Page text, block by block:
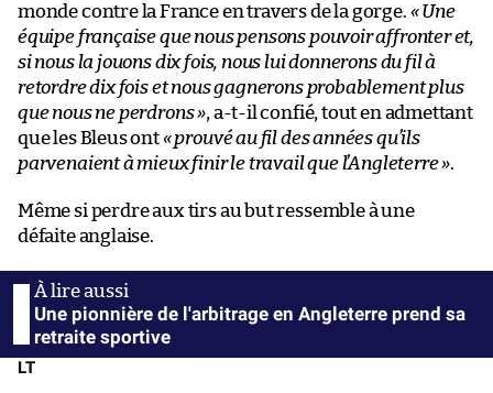
monde contre la France en travers de la gorge. « Une
équipe française que nous pensons pouvoir affronter et,
si nous la jouons dix fois, nous lui donnerons du fil à
retordre dix fois et nous gagnerons probablement plus
que nous ne perdrons », a-t-il confié, tout en admettant
que les Bleus ont« prouvé au fil des années qu’ils
parvenaient à mieux finir le travail que l’Angleterre ».
Même si perdre aux tirs au but ressemble à une
défaite anglaise.
Une pionnière de l'arbitrage en Angleterre prend sa
retraite sportive
LT